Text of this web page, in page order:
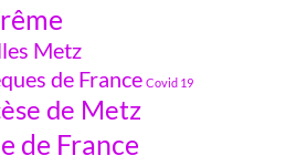
Metz
de France Covid 19
de Metz
de France